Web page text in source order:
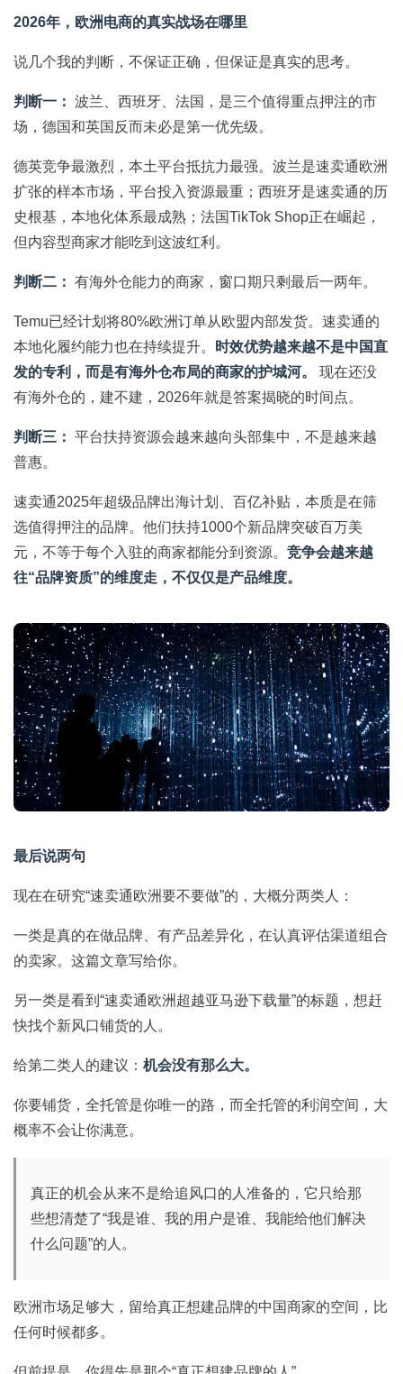
2026年，欧洲电商的真实战场在哪里
说几个我的判断，不保证正确，但保证是真实的思考。
判断一： 波兰、西班牙、法国，是三个值得重点押注的市
场，德国和英国反而未必是第一优先级。
德英竞争最激烈，本土平台抵抗力最强。波兰是速卖通欧洲
扩张的样本市场，平台投入资源最重；西班牙是速卖通的历
史根基，本地化体系最成熟；法国TikTok Shop正在崛起，
但内容型商家才能吃到这波红利。
判断二： 有海外仓能力的商家，窗口期只剩最后一两年。
Temu已经计划将80%欧洲订单从欧盟内部发货。速卖通的
本地化履约能力也在持续提升。
时效优势越来越不是中国直
发的专利，而是有海外仓布局的商家的护城河。
现在还没
有海外仓的，建不建，2026年就是答案揭晓的时间点。
判断三： 平台扶持资源会越来越向头部集中，不是越来越
普惠。
速卖通2025年超级品牌出海计划、百亿补贴，本质是在筛
选值得押注的品牌。他们扶持1000个新品牌突破百万美
元，不等于每个入驻的商家都能分到资源。 竞争会越来越
往“品牌资质”的维度走，不仅仅是产品维度。
最后说两句
现在在研究“速卖通欧洲要不要做”的，大概分两类人：
一类是真的在做品牌、有产品差异化，在认真评估渠道组合
的卖家。这篇文章写给你。
另一类是看到“速卖通欧洲超越亚马逊下载量”的标题，想赶
快找个新风口铺货的人。
给第二类人的建议： 机会没有那么大。
你要铺货，全托管是你唯一的路，而全托管的利润空间，大
概率不会让你满意。
真正的机会从来不是给追风口的人准备的，它只给那
些想清楚了“我是谁、我的用户是谁、我能给他们解决
什么问题”的人。
欧洲市场足够大，留给真正想建品牌的中国商家的空间，比
任何时候都多。